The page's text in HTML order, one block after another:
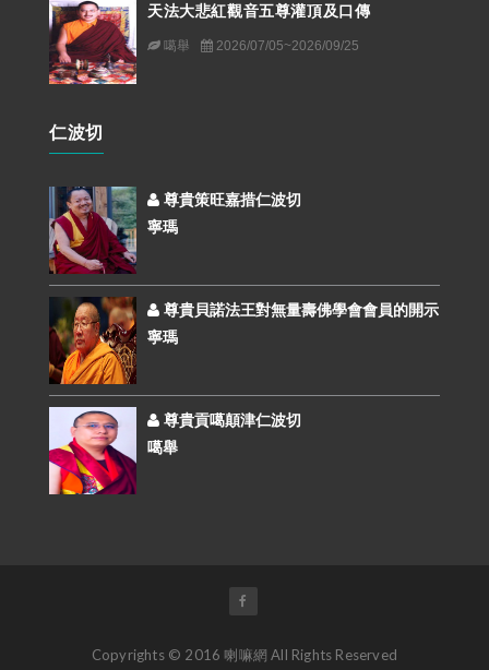
天法大悲紅觀音五尊灌頂及口傳
噶舉 2026/07/05~2026/09/25
仁波切
尊貴策旺嘉措仁波切
寧瑪
尊貴貝諾法王對無量壽佛學會會員的開示
寧瑪
尊貴貢噶顛津仁波切
噶舉
Copyrights © 2016 喇嘛網 All Rights Reserved